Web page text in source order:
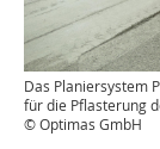
Das Planiersystem
für die Pflasterung
© Optimas GmbH